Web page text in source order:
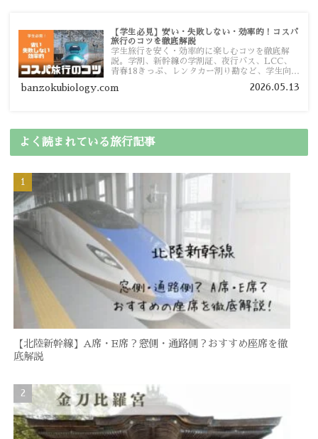
【学生必見】安い・失敗しない・効率的！コスパ
旅行のコツを徹底解説
学生旅行を安く・効率的に楽しむコツを徹底解
説。学割、新幹線の学割証、夜行バス、LCC、
青春18きっぷ、レンタカー割り勘など、学生向け
banzokubiology.com 2026.05.13
よく読まれている旅行記事
【北陸新幹線】A席・E席？窓側・通路側？おすすめ座席を徹
底解説